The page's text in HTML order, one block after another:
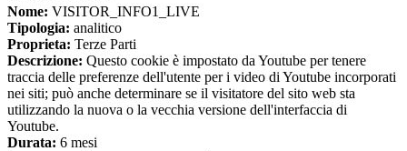
Nome: VISITOR_INFO1_LIVE
Tipologia: analitico
Proprieta: Terze Parti
Descrizione: Questo cookie è impostato da Youtube per tenere
traccia delle preferenze dell'utente per i video di Youtube incorporati
nei siti; può anche determinare se il visitatore del sito web sta
utilizzando la nuova o la vecchia versione dell'interfaccia di
Youtube.
Durata: 6 mesi